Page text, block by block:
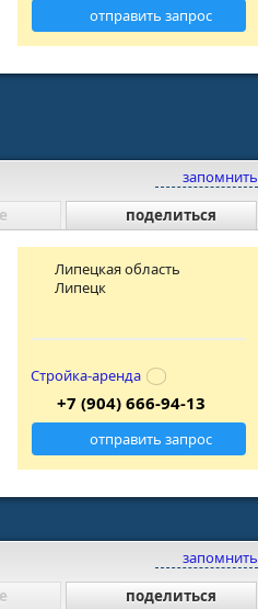
отправить запрос
запомнить
поделиться
Липецкая область
Липецк
Стройка-аренда
+7 (904) 666-94-13
отправить запрос
запомнить
поделиться